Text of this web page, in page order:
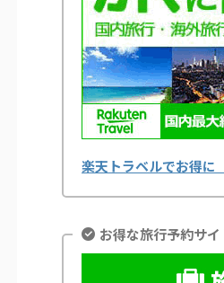
楽天トラベルでお得に
お得な旅行予約サイ